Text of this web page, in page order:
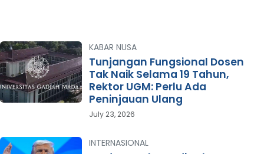
KABAR NUSA
Tunjangan Fungsional Dosen
Tak Naik Selama 19 Tahun,
Rektor UGM: Perlu Ada
Peninjauan Ulang
July 23, 2026
INTERNASIONAL